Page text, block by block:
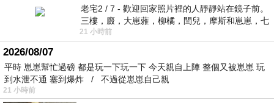
老宅2 / 7 - 歡迎回家照片裡的人靜靜站在鏡子前。
三樓，廄，大崽蕥，柳橘，閆兒，摩斯和崽崽，七
個人整整齊齊地站在鏡框之外，如同
21 小時前
2026/08/07
平時 崽崽幫忙過磅 都是玩一下玩一下 今天親自上陣 整個又被崽崽 玩
到水泄不通 塞到爆炸 / 不過從崽崽自己親
21 小時前